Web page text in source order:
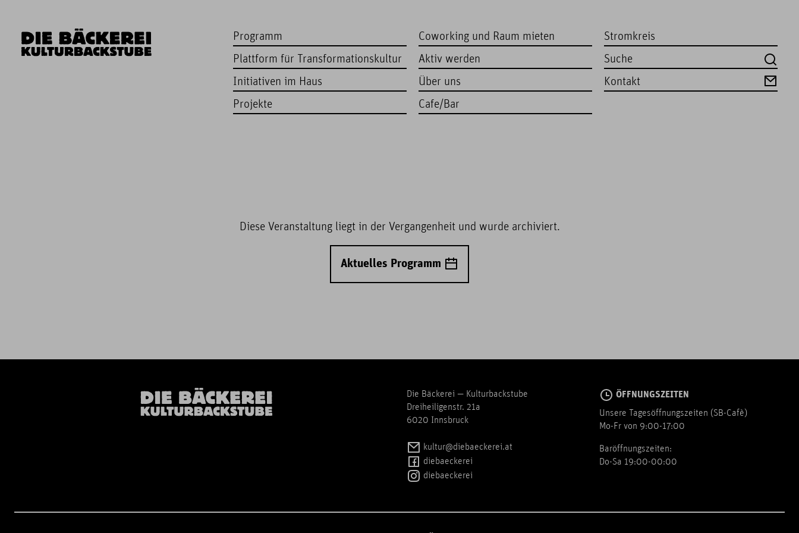
Programm
Plattform für Transformationskultur
Initiativen im Haus
Projekte
Coworking und Raum mieten
Aktiv werden
Über uns
Cafe/Bar
Stromkreis
Kontakt
Diese Veranstaltung liegt in der Vergangenheit und wurde archiviert.
Aktuelles Programm
Die Bäckerei — Kulturbackstube
Dreiheiligenstr. 21a
6020 Innsbruck
kultur@diebaeckerei.at
diebaeckerei
diebaeckerei
ÖFFNUNGSZEITEN
Unsere Tagesöffnungszeiten (SB-Cafè)
Mo-Fr von 9:00-17:00
Baröffnungszeiten:
Do-Sa 19:00-00:00